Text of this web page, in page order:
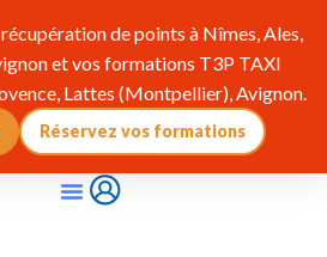
de points à Nîmes, Ales,
et vos formations T3P TAXI
Lattes (Montpellier), Avignon.
Réservez vos formations